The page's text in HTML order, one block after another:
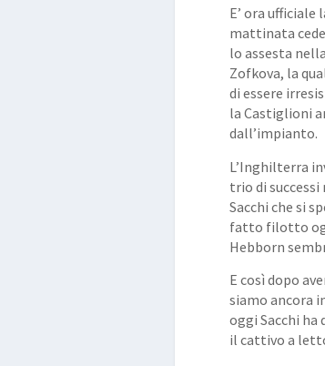
E’ ora
mattinata
lo assesta
Zofkova, la
di essere
la Castiglioni
dall’impianto.
L’Inghilterra
trio di
Sacchi che si
fatto filotto
Hebborn
E così dopo
siamo ancora
oggi Sacchi
il cattivo a